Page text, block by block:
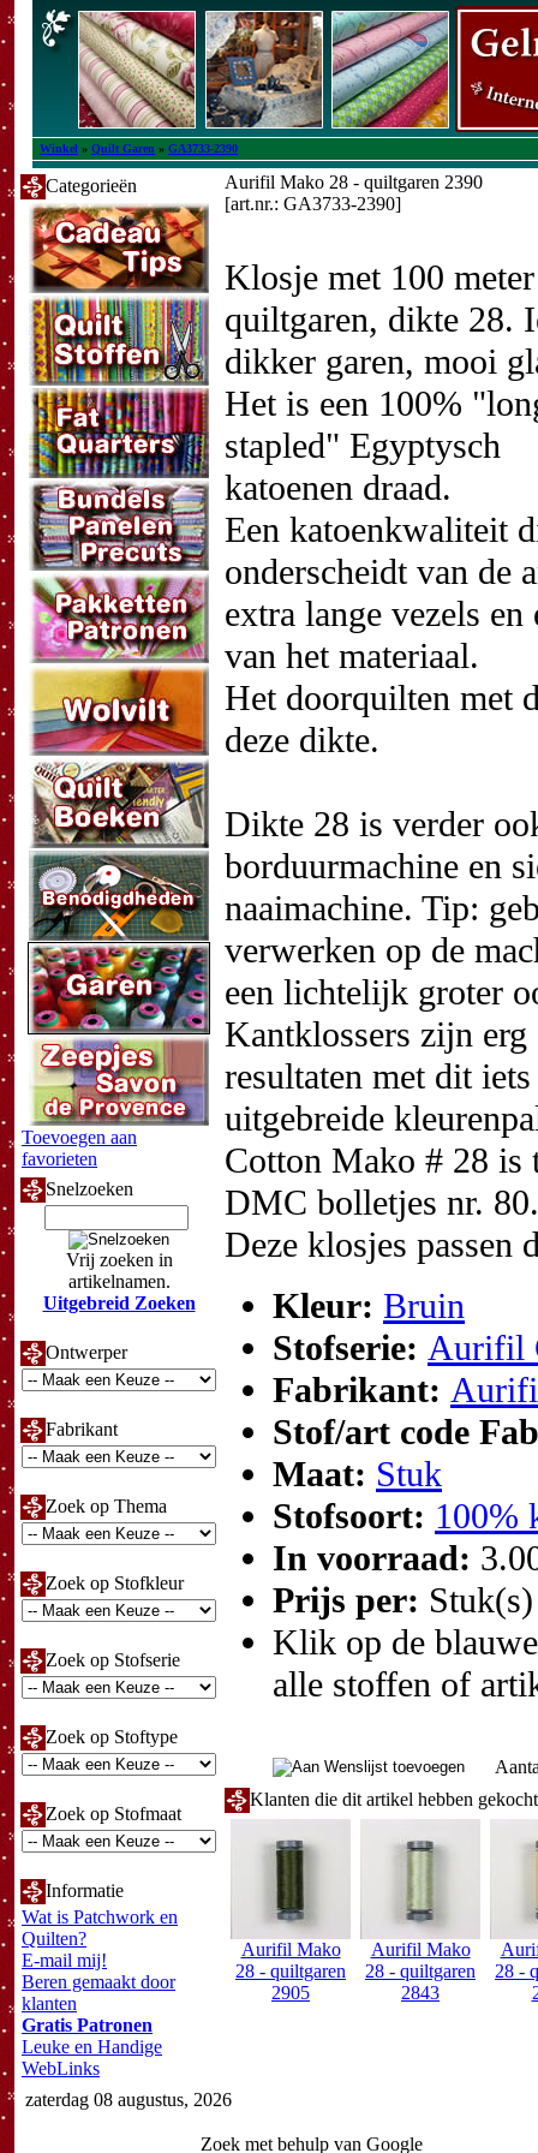
Winkel » Quilt Garen » GA3733-2390
Categorieën
Toevoegen aan
favorieten
Snelzoeken
Vrij zoeken in
artikelnamen.
Uitgebreid Zoeken
Ontwerper
Fabrikant
Zoek op Thema
Zoek op Stofkleur
Zoek op Stofserie
Zoek op Stoftype
Zoek op Stofmaat
Informatie
Wat is Patchwork en
Quilten?
E-mail mij!
Beren gemaakt door
klanten
Gratis Patronen
Leuke en Handige
WebLinks
Aurifil Mako 28 - quiltgaren 2390
[art.nr.: GA3733-2390]
Klosje met 100 meter
quiltgaren, dikte 28.
dikker garen, mooi
Het is een 100%
stapled" Egyptysch
katoenen draad.
Een katoenkwaliteit
onderscheidt van de
extra lange vezels
van het materiaal.
Het doorquilten met
deze dikte.
Dikte 28 is verder
borduurmachine en
naaimachine. Tip:
verwerken op de
een lichtelijk groter
Kantklossers zijn erg
resultaten met dit
uitgebreide
Cotton Mako # 28 is
DMC bolletjes nr. 80.
Deze klosjes passen
Kleur: Bruin
Stofserie: Aurifil
Fabrikant:
Stof/art code
Maat: Stuk
Stofsoort: 100%
In voorraad:
Prijs per: Stuk(s)
Klik op de
alle stoffen of
Klanten die dit artikel hebben
Aurifil Mako
28 - quiltgaren
2905
Aurifil Mako
28 - quiltgaren
2843
28 -
zaterdag 08 augustus, 2026
Zoek met behulp van Google